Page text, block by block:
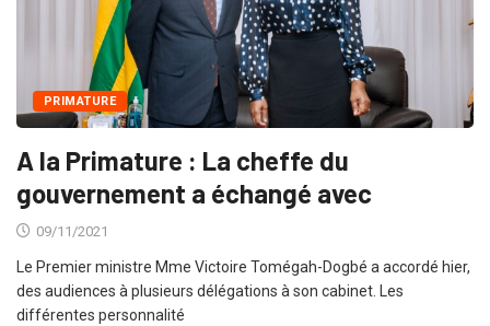
PRIMATURE
A la Primature : La cheffe du
gouvernement a échangé avec
09/11/2021
Le Premier ministre Mme Victoire Tomégah-Dogbé a accordé hier,
des audiences à plusieurs délégations à son cabinet. Les
différentes personnalité